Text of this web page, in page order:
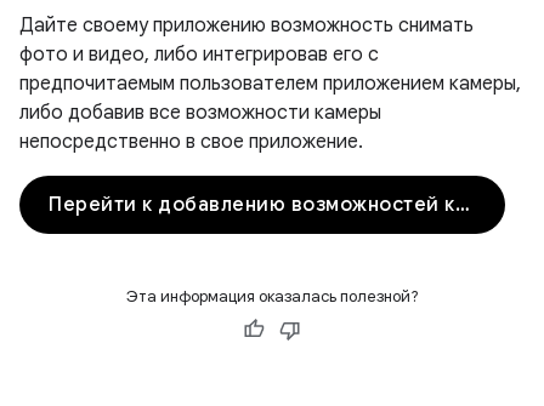
Дайте своему приложению возможность снимать
фото и видео, либо интегрировав его с
предпочитаемым пользователем приложением камеры,
либо добавив все возможности камеры
непосредственно в свое приложение.
Перейти к добавлению возможностей камеры
Эта информация оказалась полезной?